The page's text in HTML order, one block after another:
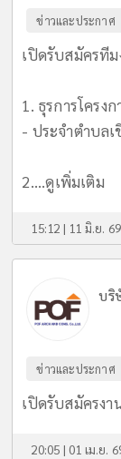
ข่าวและประกาศ
เปิดรับสมัครที
1. ธุรการโครง
- ประจำตำบลเ
2....ดูเพิ่มเติม
15:12 | 11 มิ.ย. 69
บริ
ข่าวและประกาศ
เปิดรับสมัครง
20:05 | 01 เม.ย.